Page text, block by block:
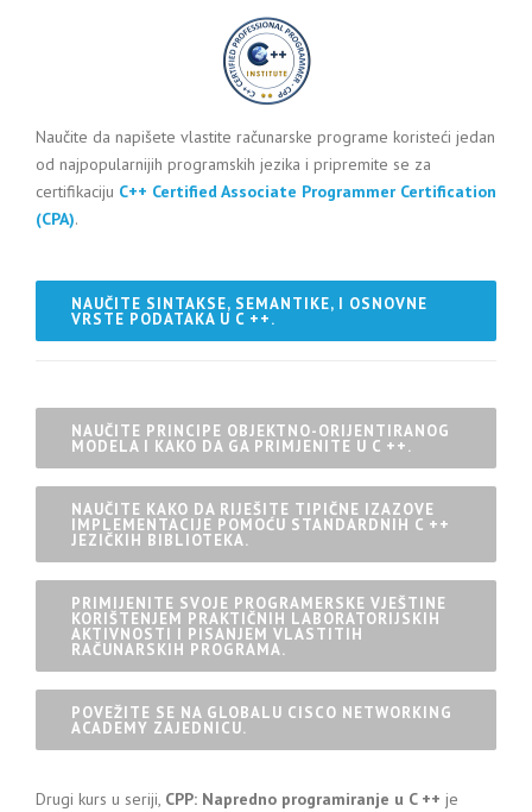
Naučite da napišete vlastite računarske programe koristeći jedan
od najpopularnijih programskih jezika i pripremite se za
certifikaciju C++ Certified Associate Programmer Certification
(CPA).
NAUČITE SINTAKSE, SEMANTIKE, I OSNOVNE
VRSTE PODATAKA U C ++.
NAUČITE PRINCIPE OBJEKTNO-ORIJENTIRANOG
MODELA I KAKO DA GA PRIMJENITE U C ++.
NAUČITE KAKO DA RIJEŠITE TIPIČNE IZAZOVE
IMPLEMENTACIJE POMOĆU STANDARDNIH C ++
JEZIČKIH BIBLIOTEKA.
PRIMIJENITE SVOJE PROGRAMERSKE VJEŠTINE
KORIŠTENJEM PRAKTIČNIH LABORATORIJSKIH
AKTIVNOSTI I PISANJEM VLASTITIH
RAČUNARSKIH PROGRAMA.
POVEŽITE SE NA GLOBALU CISCO NETWORKING
ACADEMY ZAJEDNICU.
Drugi kurs u seriji, CPP: Napredno programiranje u C ++ je